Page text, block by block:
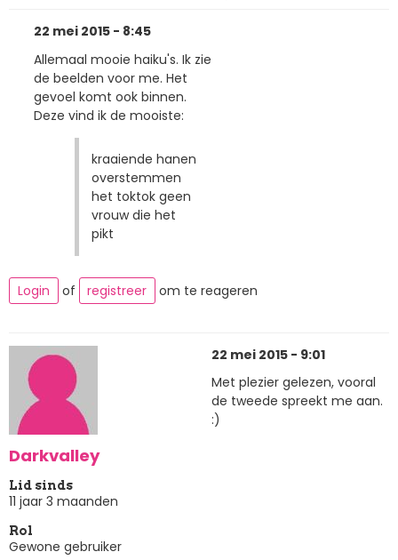
22 mei 2015 - 8:45
Allemaal mooie haiku's. Ik zie
de beelden voor me. Het
gevoel komt ook binnen.
Deze vind ik de mooiste:
kraaiende hanen
overstemmen
het toktok geen
vrouw die het
pikt
Login of registreer om te reageren
Darkvalley
Lid sinds
11 jaar 3 maanden
Rol
Gewone gebruiker
22 mei 2015 - 9:01
Met plezier gelezen, vooral
de tweede spreekt me aan.
:)